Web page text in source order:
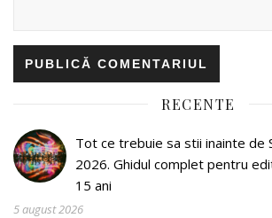
RECENTE
Tot ce trebuie sa stii inainte de
2026. Ghidul complet pentru
15 ani
5 august 2026